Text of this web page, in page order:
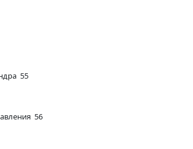
55
56